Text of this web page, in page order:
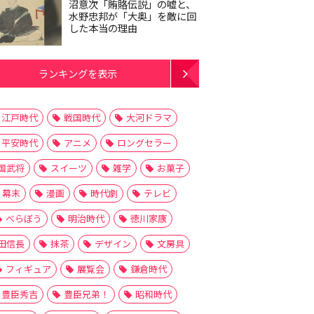
沼意次「賄賂伝説」の嘘と、
水野忠邦が「大奥」を敵に回
した本当の理由
ランキングを表示
江戸時代 戦国時代
大河ドラマ
平安時代
アニメ
ロングセラー
武将
スイーツ 雑学
お菓子
幕末
漫画 時代劇
テレビ
べらぼう
明治時代
徳川家康
信長
抹茶 デザイン
文房具
フィギュア
展覧会
鎌倉時代
豊臣秀吉
豊臣兄弟！
昭和時代